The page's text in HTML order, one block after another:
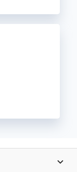
